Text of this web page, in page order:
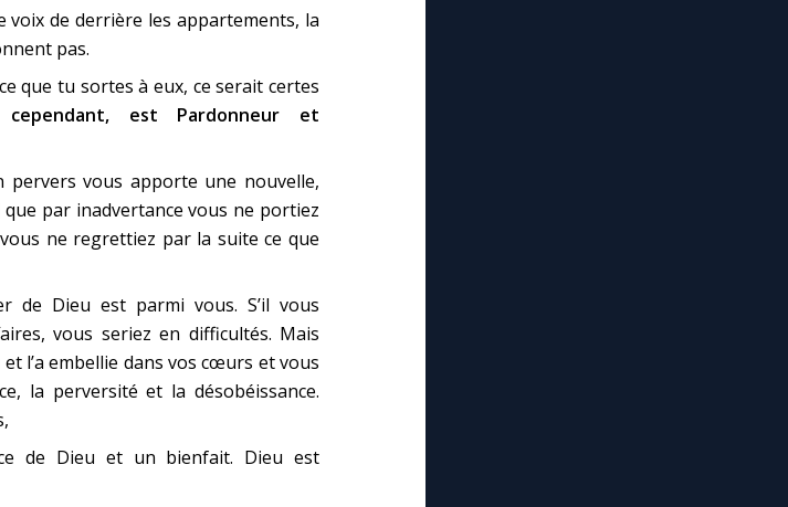
voix de derrière les appartements, la
pas.
que tu sortes à eux, ce serait certes
cependant, est Pardonneur et
pervers vous apporte une nouvelle,
par inadvertance vous ne portiez
ne regrettiez par la suite ce que
de Dieu est parmi vous. S’il vous
vous seriez en difficultés. Mais
l’a embellie dans vos cœurs et vous
la perversité et la désobéissance.
de Dieu et un bienfait. Dieu est